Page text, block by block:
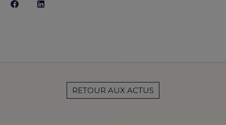
RETOUR AUX ACTUS